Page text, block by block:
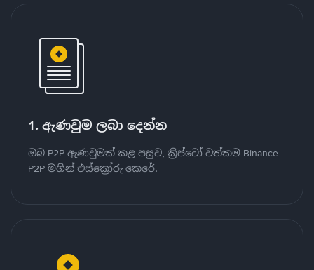
1. ඇණවුම ලබා දෙන්න
ඔබ P2P ඇණවුමක් කළ පසුව, ක්‍රිප්ටෝ වත්කම Binance
P2P මගින් එස්ක්‍රෝරු කෙරේ.